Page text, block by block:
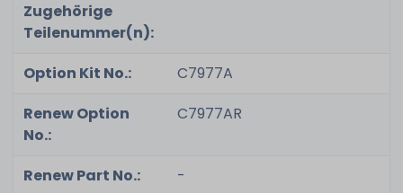
Zugehörige
Teilenummer(n):
Option Kit No.:
C7977A
Renew Option
No.:
C7977AR
Renew Part No.:
-